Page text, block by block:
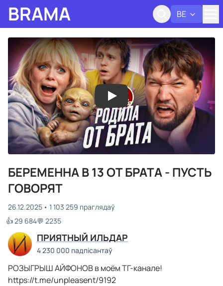
BRAMA BE
БЕРЕМЕННА В 13 ОТ БРАТА - ПУСТЬ
ГОВОРЯТ
26.12.2025
1 103 259 праглядаў
👍 29 684💬 2235
ПРИЯТНЫЙ ИЛЬДАР
4 230 000 падпісантаў
РОЗЫГРЫШ АЙФОНОВ в моём ТГ-канале!
https://t.me/unpleasent/9192